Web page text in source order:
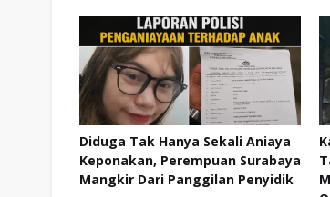
Diduga Tak Hanya Sekali Aniaya
Keponakan, Perempuan Surabaya
Mangkir Dari Panggilan Penyidik